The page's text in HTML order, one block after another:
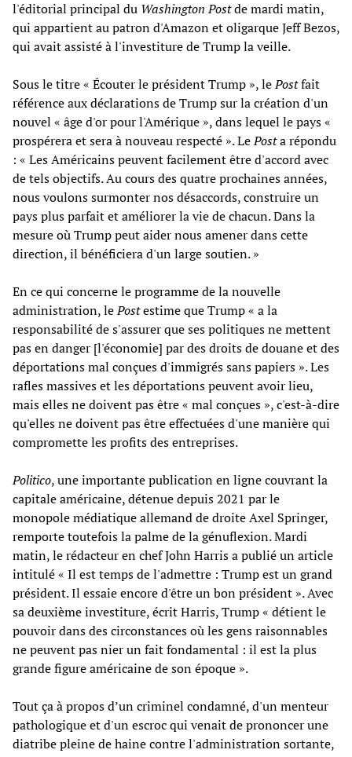
l'éditorial principal du Washington Postde mardi matin,
qui appartient au patron d'Amazon et oligarque Jeff Bezos,
qui avait assisté à l'investiture de Trump la veille.
Sous le titre « Écouter le président Trump », lePostfait
référence aux déclarations de Trump sur la création d'un
nouvel « âge d'or pour l'Amérique », dans lequel le pays «
prospérera et sera à nouveau respecté ». LePosta répondu
: « Les Américains peuvent facilement être d'accord avec
de tels objectifs. Au cours des quatre prochaines années,
nous voulons surmonter nos désaccords, construire un
pays plus parfait et améliorer la vie de chacun. Dans la
mesure où Trump peut aider nous amener dans cette
direction, il bénéficiera d'un large soutien. »
En ce qui concerne le programme de la nouvelle
administration, lePostestime que Trump « a la
responsabilité de s'assurer que ses politiques ne mettent
pas en danger [l'économie] par des droits de douane et des
déportations mal conçues d'immigrés sans papiers ». Les
rafles massives et les déportations peuvent avoir lieu,
mais elles ne doivent pas être « mal conçues », c'est-à-dire
qu'elles ne doivent pas être effectuées d'une manière qui
compromette les profits des entreprises.
Politico, une importante publication en ligne couvrant la
capitale américaine, détenue depuis 2021 par le
monopole médiatique allemand de droite Axel Springer,
remporte toutefois la palme de la génuflexion. Mardi
matin, le rédacteur en chef John Harris a publié un article
intitulé « Il est temps de l'admettre : Trump est un grand
président. Il essaie encore d'être un bon président ». Avec
sa deuxième investiture, écrit Harris, Trump « détient le
pouvoir dans des circonstances où les gens raisonnables
ne peuvent pas nier un fait fondamental : il est la plus
grande figure américaine de son époque ».
Tout ça à propos d’un criminel condamné, d'un menteur
pathologique et d'un escroc qui venait de prononcer une
diatribe pleine de haine contre l'administration sortante,